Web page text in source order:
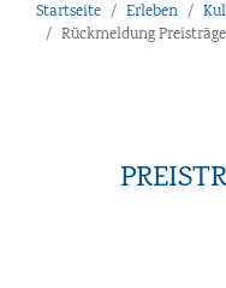
Startseite Erleben
Rückmeldung